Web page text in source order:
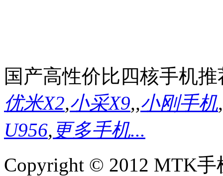
国产高性价比四核手机推
优米X2,小采X9,,小刚手机,
U956, 更多手机...
Copyright © 2012 MTK